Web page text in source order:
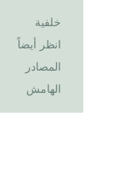
خلفية
انظر أيضاً
المصادر
الهامش